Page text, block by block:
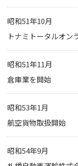
昭和51年10月
トナミトータルオン
昭和51年11月
倉庫業を開始
昭和53年1月
航空貨物取扱開始
昭和54年9月